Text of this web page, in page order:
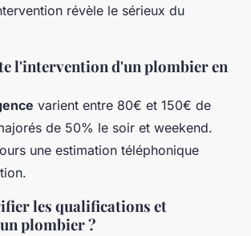
révèle le sérieux du
l'intervention d'un plombier en
varient entre 80€ et 150€ de
de 50% le soir et weekend.
une estimation téléphonique
les qualifications et
plombier ?